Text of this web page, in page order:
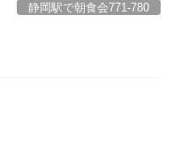
静岡駅で朝食会771-780